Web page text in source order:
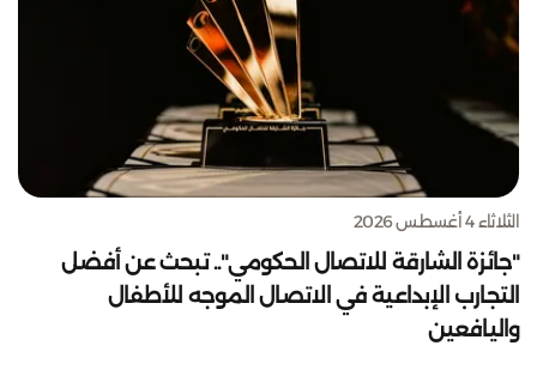
الثلاثاء 4 أغسطس 2026
"جائزة الشارقة للاتصال الحكومي".. تبحث عن أفضل
التجارب الإبداعية في الاتصال الموجه للأطفال
واليافعين